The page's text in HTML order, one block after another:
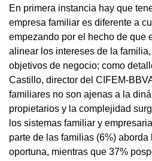
En primera instancia hay que
empresa familiar es diferente a
empezando por el hecho de que
alinear los intereses de la
objetivos de negocio; como
Castillo, director del CIFEM-
familiares no son ajenas a la
propietarios y la complejidad
los sistemas familiar y
parte de las familias (6%)
oportuna, mientras que 37%